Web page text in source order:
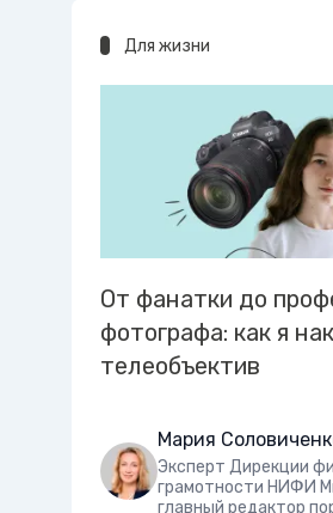
Для жизни
От фанатки до
фотографа: как я
телеобъектив
Мария
Эксперт Дирекции
грамотности НИФИ
главный редактор